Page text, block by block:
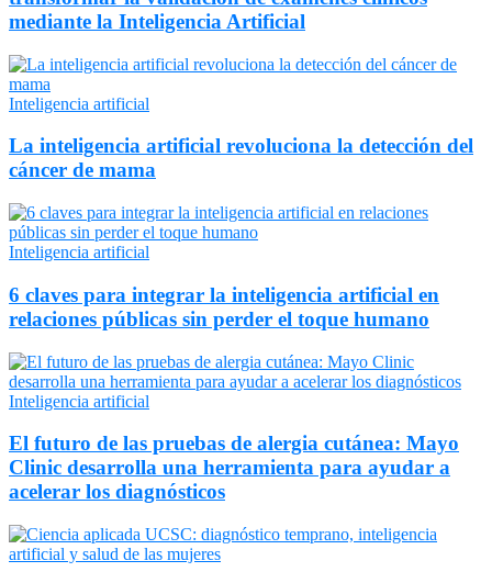
mediante la Inteligencia Artificial
Inteligencia artificial
La inteligencia artificial revoluciona la detección del
cáncer de mama
Inteligencia artificial
6 claves para integrar la inteligencia artificial en
relaciones públicas sin perder el toque humano
Inteligencia artificial
El futuro de las pruebas de alergia cutánea: Mayo
Clinic desarrolla una herramienta para ayudar a
acelerar los diagnósticos